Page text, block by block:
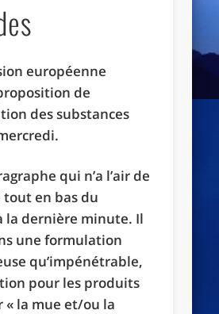
européenne
de
des substances
qui n’a l’air de
en bas du
la dernière minute. Il
une formulation
qu’impénétrable,
pour les produits
« la mue et/ou la